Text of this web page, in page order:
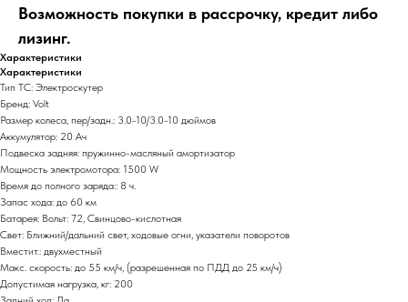
Возможность покупки в рассрочку, кредит либо
лизинг.
Характеристики
Характеристики
Тип ТС: Электроскутер
Бренд: Volt
Размер колеса, пер/задн.: 3.0-10/3.0-10 дюймов
Аккумулятор: 20 Ач
Подвеска задняя: пружинно-масляный амортизатор
Мощность электромотора: 1500 W
Время до полного заряда:: 8 ч.
Запас хода: до 60 км
Батарея: Вольт: 72, Свинцово-кислотная
Свет: Ближний/дальний свет, ходовые огни, указатели поворотов
Вместит.: двухместный
Макс. скорость: до 55 км/ч, (разрешенная по ПДД до 25 км/ч)
Допустимая нагрузка, кг: 200